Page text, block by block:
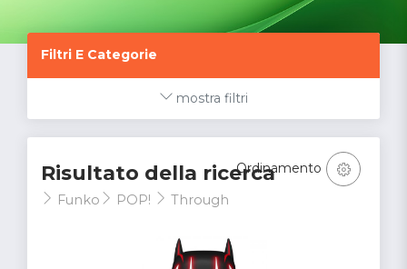
Filtri E Categorie
mostra filtri
Risultato della ricerca
Funko POP! Through
Ordinamento